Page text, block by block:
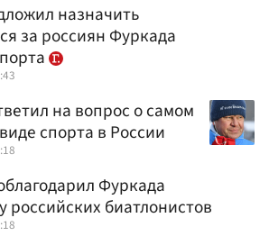
назначить
за россиян Фуркада
на вопрос о самом
спорта в России
Фуркада
российских биатлонистов